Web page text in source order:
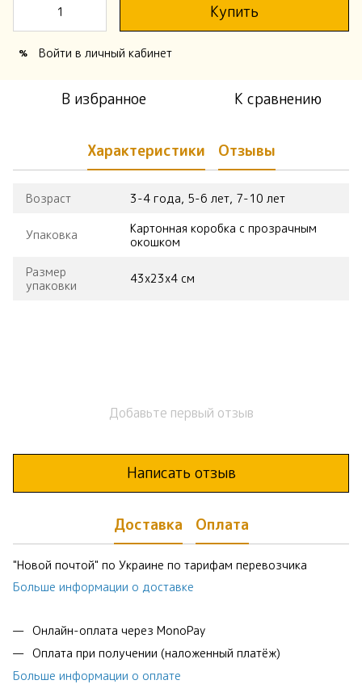
Купить
% Войти в личный кабинет
В избранное К сравнению
Характеристики Отзывы
Возраст 3-4 года, 5-6 лет, 7-10 лет
Упаковка
Картонная коробка с прозрачным
окошком
Размер
упаковки
43х23х4 см
Добавьте первый отзыв
Написать отзыв
Доставка Оплата
"Новой почтой" по Украине по тарифам перевозчика
Больше информации о доставке
Онлайн-оплата через MonoPay
Оплата при получении (наложенный платёж)
Больше информации о оплате